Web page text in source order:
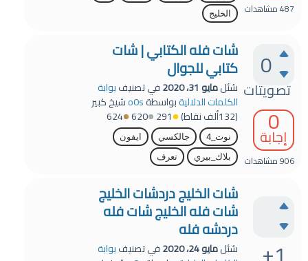
487مشاهدات
الخليج
0
تصويتات
0
إجابة
906مشاهدات
شات فله الكتابي | شات
كتابي للجوال
سُئلمايو 31، 2020 في تصنيفبوابة
الكلمات الدلاليةبواسطةo0sشيخ كبير
(132ألف نقاط) 291
620
624
نوت_4 جالكسي
ايفون
بلاك_بيري
تعرف
شات الخليج دردشات الخليج
شات فله الخليج شات فله
دردشه فله
سُئلمايو 24، 2020 في تصنيفبوابة